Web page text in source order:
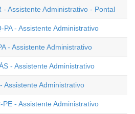
- Assistente Administrativo - Pontal
PA - Assistente Administrativo
- Assistente Administrativo
- Assistente Administrativo
Assistente Administrativo
- Assistente Administrativo